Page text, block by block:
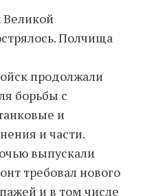
Полчища
продолжали
борьбы с
и
и части.
выпускали
требовал нового
и в том числе